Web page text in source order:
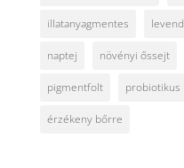
illatanyagmentes
naptej növényi őssejt
pigmentfolt probiotikus
érzékeny bőrre